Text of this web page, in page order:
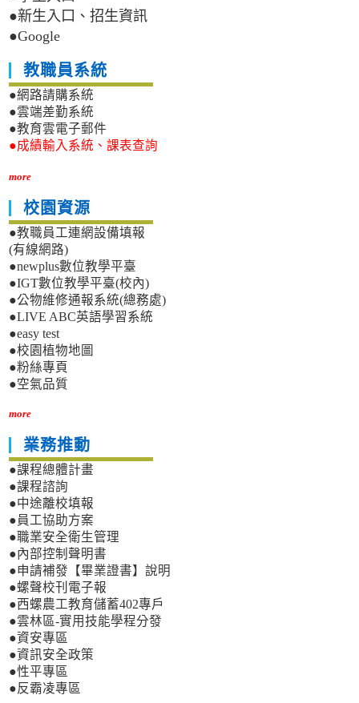
●新生入口、招生資訊
●Google
教職員系統
●網路請購系統
●雲端差勤系統
●教育雲電子郵件
●成績輸入系統、課表查詢
more
校園資源
●教職員工連網設備填報
(有線網路)
●newplus數位教學平臺
●IGT數位教學平臺(校內)
●公物維修通報系統(總務處)
●LIVE ABC英語學習系統
●easy test
●校園植物地圖
●粉絲專頁
●空氣品質
more
業務推動
●課程總體計畫
●課程諮詢
●中途離校填報
●員工協助方案
●職業安全衛生管理
●內部控制聲明書
●申請補發【畢業證書】說明
●螺聲校刊電子報
●西螺農工教育儲蓄402專戶
●雲林區-實用技能學程分發
●資安專區
●資訊安全政策
●性平專區
●反霸凌專區